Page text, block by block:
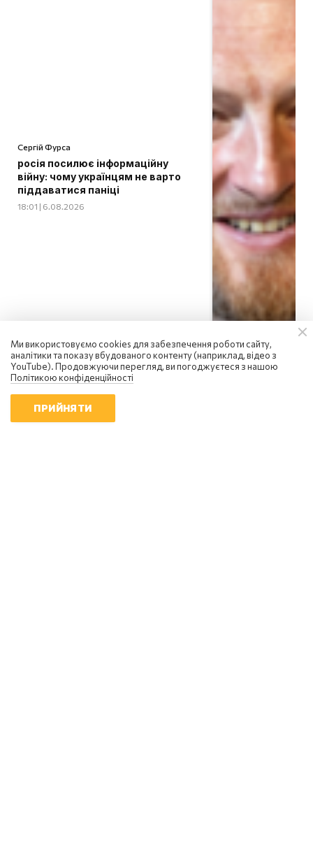
Сергій Фурса
росія посилює інформаційну
війну: чому українцям не варто
піддаватися паніці
18:01 | 6.08.2026
Ми використовуємо cookies для забезпечення роботи сайту,
аналітики та показу вбудованого контенту (наприклад, відео з
YouTube). Продовжуючи перегляд, ви погоджуєтеся з нашою
Політикою конфіденційності
ПРИЙНЯТИ